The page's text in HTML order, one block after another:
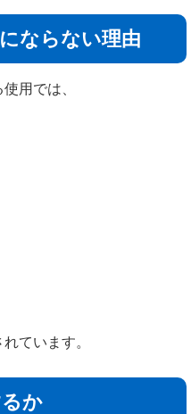
ならない理由
用では、
ています。
か